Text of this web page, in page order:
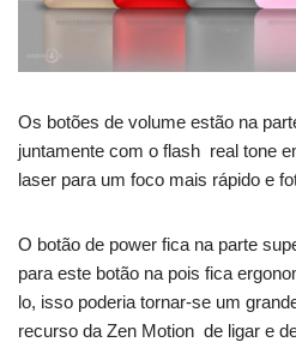
Os botões de volume estão na
juntamente com o flash real tone
laser para um foco mais rápido e
O botão de power fica na parte
para este botão na pois fica
lo, isso poderia tornar-se um
recurso da Zen Motion de ligar e